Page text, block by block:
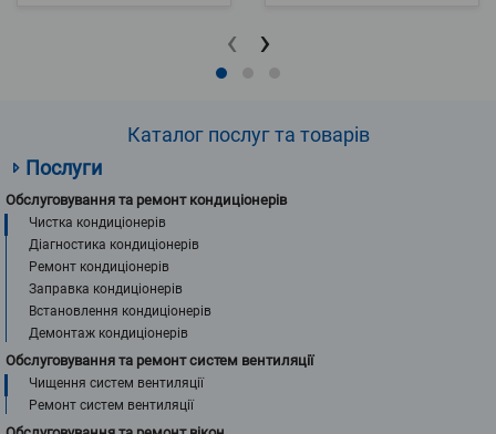
‹ ›
Каталог послуг та товарів
Послуги
Обслуговування та ремонт кондиціонерів
Чистка кондиціонерів
Діагностика кондиціонерів
Ремонт кондиціонерів
Заправка кондиціонерів
Встановлення кондиціонерів
Демонтаж кондиціонерів
Обслуговування та ремонт систем вентиляції
Чищення систем вентиляції
Ремонт систем вентиляції